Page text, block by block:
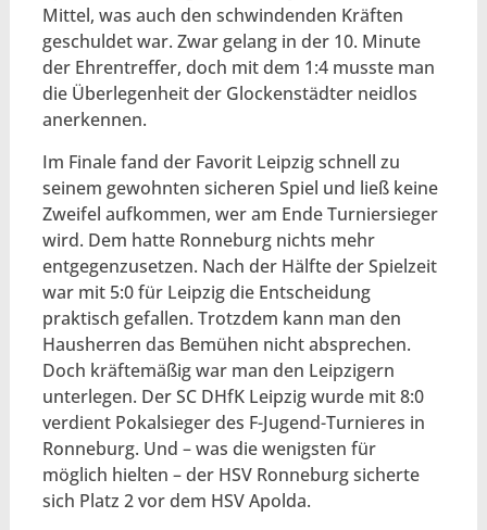
Mittel, was auch den schwindenden Kräften
geschuldet war. Zwar gelang in der 10. Minute
der Ehrentreffer, doch mit dem 1:4 musste man
die Überlegenheit der Glockenstädter neidlos
anerkennen.
Im Finale fand der Favorit Leipzig schnell zu
seinem gewohnten sicheren Spiel und ließ keine
Zweifel aufkommen, wer am Ende Turniersieger
wird. Dem hatte Ronneburg nichts mehr
entgegenzusetzen. Nach der Hälfte der Spielzeit
war mit 5:0 für Leipzig die Entscheidung
praktisch gefallen. Trotzdem kann man den
Hausherren das Bemühen nicht absprechen.
Doch kräftemäßig war man den Leipzigern
unterlegen. Der SC DHfK Leipzig wurde mit 8:0
verdient Pokalsieger des F-Jugend-Turnieres in
Ronneburg. Und – was die wenigsten für
möglich hielten – der HSV Ronneburg sicherte
sich Platz 2 vor dem HSV Apolda.